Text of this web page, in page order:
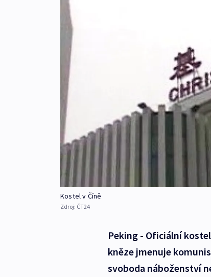
Kostel v Číně
Zdroj: ČT24
Peking - Oficiální
kněze jmenuje
svoboda náboženství